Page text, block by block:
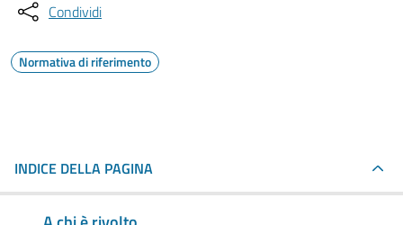
Condividi
Normativa di riferimento
INDICE DELLA PAGINA